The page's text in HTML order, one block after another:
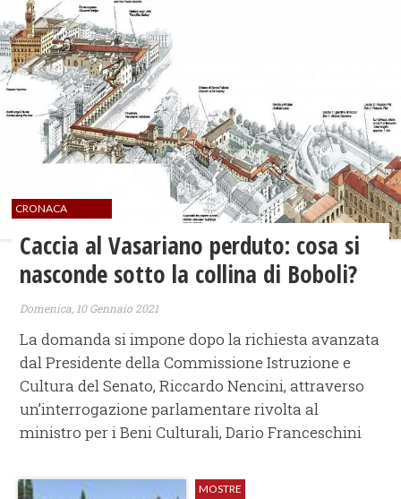
CRONACA
Caccia al Vasariano perduto: cosa si
nasconde sotto la collina di Boboli?
Domenica, 10 Gennaio 2021
La domanda si impone dopo la richiesta avanzata
dal Presidente della Commissione Istruzione e
Cultura del Senato, Riccardo Nencini, attraverso
un’interrogazione parlamentare rivolta al
ministro per i Beni Culturali, Dario Franceschini
MOSTRE